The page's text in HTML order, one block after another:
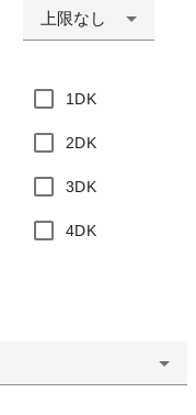
上限なし
1DK
2DK
3DK
4DK